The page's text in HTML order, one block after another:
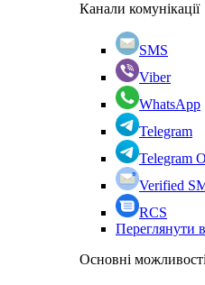
Канали комунікації
SMS
Viber
WhatsApp
Telegram
Telegram
Verified
RCS
Переглянути
Основні можливості